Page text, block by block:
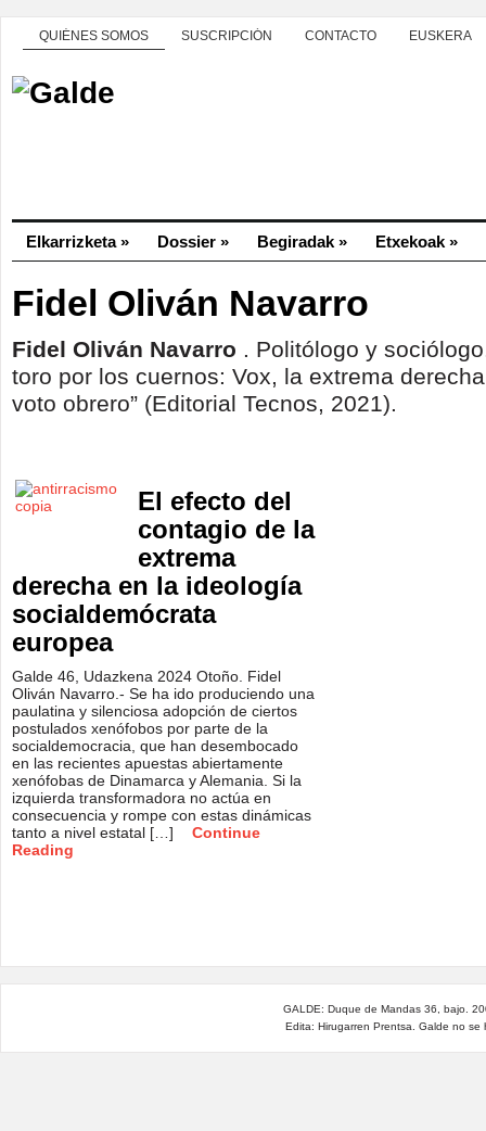
QUIÉNES SOMOS SUSCRIPCIÓN CONTACTO EUSKERA
Elkarrizketa» Dossier » Begiradak » Etxekoak »
Fidel Oliván Navarro
Fidel Oliván Navarro . Politólogo y
toro por los cuernos: Vox, la extrema
voto obrero” (Editorial Tecnos, 2021).
El efecto del
contagio de la
extrema
derecha en la ideología
socialdemócrata
europea
Galde 46, Udazkena 2024 Otoño. Fidel
Oliván Navarro.- Se ha ido produciendo una
paulatina y silenciosa adopción de ciertos
postulados xenófobos por parte de la
socialdemocracia, que han desembocado
en las recientes apuestas abiertamente
xenófobas de Dinamarca y Alemania. Si la
izquierda transformadora no actúa en
consecuencia y rompe con estas dinámicas
tanto a nivel estatal […]
Continue
Reading
GALDE: Duque de Mandas 36, bajo.
Edita: Hirugarren Prentsa. Galde no